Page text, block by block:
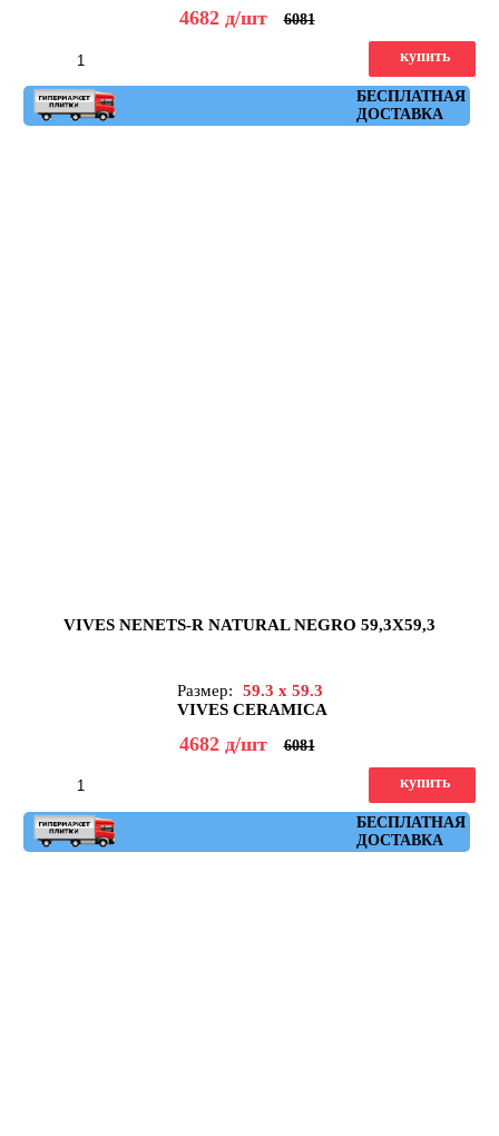
4682 д/шт 6081
БЕСПЛАТНАЯ
ДОСТАВКА
купить
Артикул: nenets_r_natural_rojo_59,3x59,3
VIVES NENETS-R NATURAL NEGRO 59,3X59,3
Размер:
59.3 x 59.3
VIVES CERAMICA
4682 д/шт 6081
БЕСПЛАТНАЯ
ДОСТАВКА
купить
Артикул: nenets_r_natural_negro_59,3x59,3